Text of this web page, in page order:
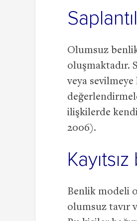
Olumsuz
oluşmaktadır.
veya
ilişkilerde
2006).
Benlik modeli
olumsuz tavır